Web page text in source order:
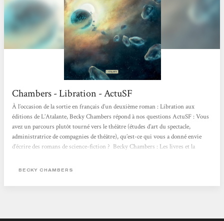
Chambers - Libration - ActuSF
À l’occasion de la sortie en français d’un deuxième roman : Libration aux
éditions de L’Atalante, Becky Chambers répond à nos questions ActuSF : Vous
avez un parcours plutôt tourné vers le théâtre (études d’art du spectacle,
administratrice de compagnies de théâtre), qu’est-ce qui vous a donné envie
d’écrire des romans de science-fiction ? Becky Chambers : Les livres et la
petite autobiographie que j’avais écrite...
BECKY CHAMBERS